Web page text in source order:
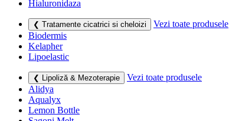
Hialuronidaza
❮ Tratamente cicatrici si cheloizi
Vezi toate produsele
Biodermis
Kelapher
Lipoelastic
❮ Lipoliză & Mezoterapie
Vezi toate produsele
Alidya
Aqualyx
Lemon Bottle